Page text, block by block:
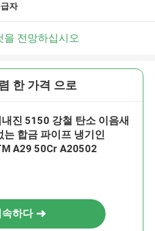
자
을 전망하십시오
한 가격 으로
진 5150 강철 탄소 이음새
는 합금 파이프 냉기인
A29 50Cr A20502
하다